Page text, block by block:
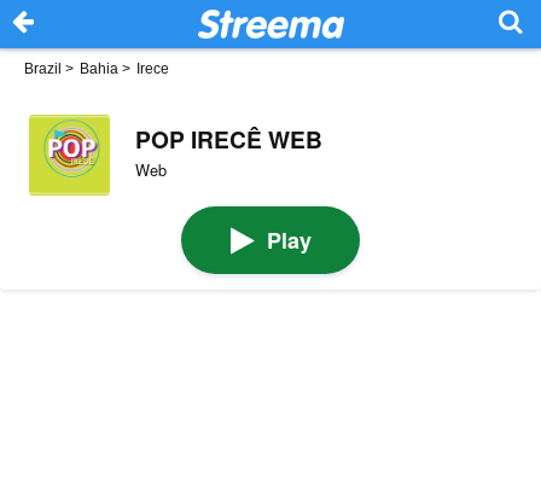
Brazil > Bahia > Irece
POP IRECÊ WEB
Web
Play